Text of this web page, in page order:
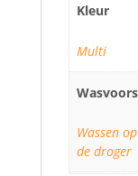
Kleur
Multi
Wassen
de droger